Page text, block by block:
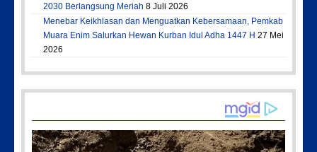
2030 Berlangsung Meriah 8 Juli 2026
Menebar Keikhlasan dan Menguatkan Kebersamaan, Pemkab
Muara Enim Salurkan Hewan Kurban Idul Adha 1447 H 27 Mei
2026